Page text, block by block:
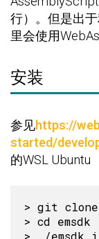
行）。但是出
里会使用
安装
参见https://
started/
的WSL Ubuntu
> git clone
> cd emsdk